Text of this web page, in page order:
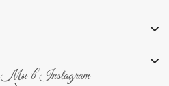
Мы в Instagram